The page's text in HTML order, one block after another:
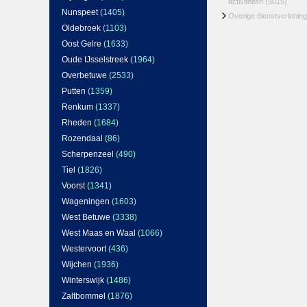
Nunspeet(1405)
Oldebroek (1103)
Oost Gelre (1633)
Oude IJsselstreek (1964)
Overbetuwe (2533)
Putten (1359)
Renkum (1337)
Rheden (1684)
Rozendaal (86)
Scherpenzeel (490)
Tiel (1826)
Voorst(1341)
Wageningen (1603)
West Betuwe (3338)
West Maas en Waal (1066)
Westervoort(436)
Wijchen (1936)
Winterswijk (1486)
Zaltbommel (1876)
Overige dienstverlening